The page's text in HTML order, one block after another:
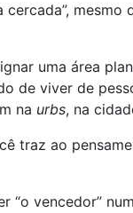
cercada”,
uma área
de viver de
na urbs, na
traz ao
“o vencedor”